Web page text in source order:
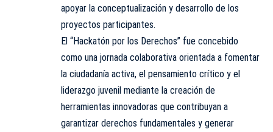
apoyar la conceptualización y desarrollo de los
proyectos participantes.
El “Hackatón por los Derechos” fue concebido
como una jornada colaborativa orientada a fomentar
la ciudadanía activa, el pensamiento crítico y el
liderazgo juvenil mediante la creación de
herramientas innovadoras que contribuyan a
garantizar derechos fundamentales y generar